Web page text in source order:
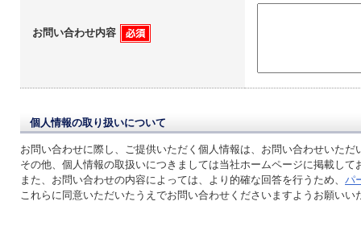
お問い合わせ内容
個人情報の取り扱いについて
お問い合わせに際し、ご提供いただく個人情報は、お問い合わせいた
その他、個人情報の取扱いにつきましては当社ホームページに掲載して
また、お問い合わせの内容によっては、より的確な回答を行うため、 パ
これらに同意いただいたうえでお問い合わせくださいますようお願いい